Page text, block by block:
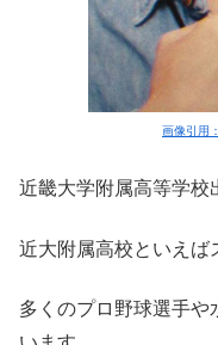
画像引用
近畿大学附属高等学校
近大附属高校といえば
多くのプロ野球選手や